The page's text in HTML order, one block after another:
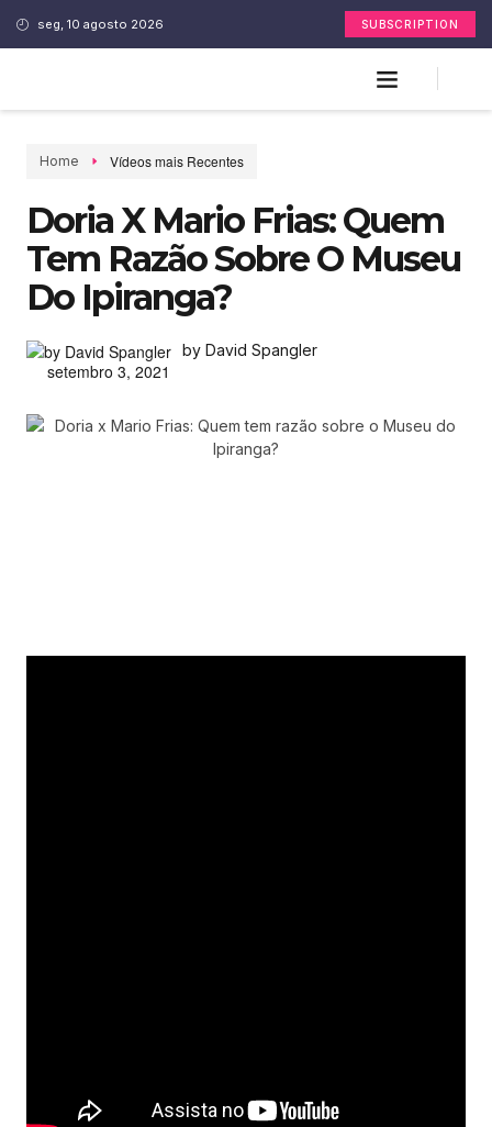
seg, 10 agosto 2026 SUBSCRIPTION
Home Vídeos mais Recentes
Doria X Mario Frias: Quem
Tem Razão Sobre O Museu
Do Ipiranga?
by David Spangler
setembro 3, 2021